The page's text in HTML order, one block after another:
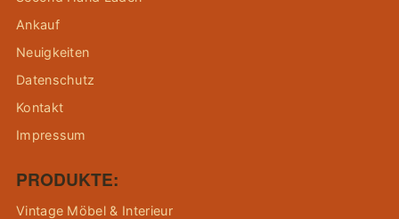
Ankauf
Neuigkeiten
Datenschutz
Kontakt
Impressum
PRODUKTE:
Vintage Möbel & Interieur